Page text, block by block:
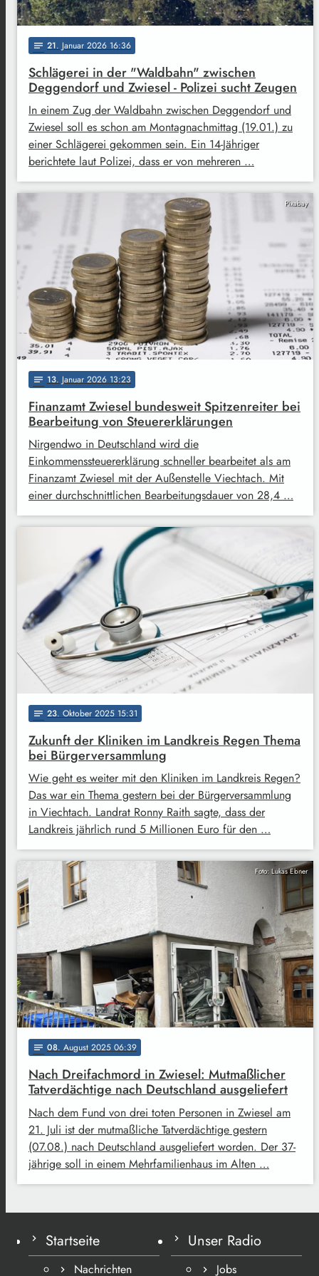
notes 21. Januar 2026 16:36
Schlägerei in der "Waldbahn" zwischen
Deggendorf und Zwiesel - Polizei sucht Zeugen
In einem Zug der Waldbahn zwischen Deggendorf und
Zwiesel soll es schon am Montagnachmittag (19.01.) zu
einer Schlägerei gekommen sein. Ein 14-Jähriger
berichtete laut Polizei, dass er von mehreren …
Pixabay
notes 13. Januar 2026 13:23
Finanzamt Zwiesel bundesweit Spitzenreiter bei
Bearbeitung von Steuererklärungen
Nirgendwo in Deutschland wird die
Einkommenssteuererklärung schneller bearbeitet als am
Finanzamt Zwiesel mit der Außenstelle Viechtach. Mit
einer durchschnittlichen Bearbeitungsdauer von 28,4 …
notes 23. Oktober 2025 15:31
Zukunft der Kliniken im Landkreis Regen Thema
bei Bürgerversammlung
Wie geht es weiter mit den Kliniken im Landkreis Regen?
Das war ein Thema gestern bei der Bürgerversammlung
in Viechtach. Landrat Ronny Raith sagte, dass der
Landkreis jährlich rund 5 Millionen Euro für den …
Foto: Lukas Ebner
notes 08. August 2025 06:39
Nach Dreifachmord in Zwiesel: Mutmaßlicher
Tatverdächtige nach Deutschland ausgeliefert
Nach dem Fund von drei toten Personen in Zwiesel am
21. Juli ist der mutmaßliche Tatverdächtige gestern
(07.08.) nach Deutschland ausgeliefert worden. Der 37-
jährige soll in einem Mehrfamilienhaus im Alten …
Startseite
Nachrichten
Unser Radio
Jobs